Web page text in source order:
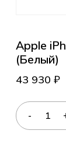
Apple
(Белый)
43 930 ₽